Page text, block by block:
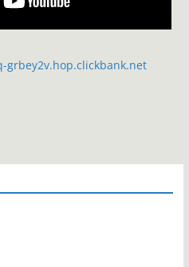
grbey2v.hop.clickbank.net